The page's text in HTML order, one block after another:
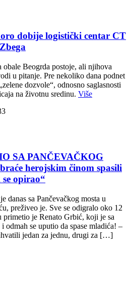
dobije logistički centar CT
Beogrda postoje, ali njihova
u pitanje. Pre nekoliko dana podnet
dozvole“, odnosno saglasnosti
na životnu sredinu. Više
SA PANČEVAČKOG
herojskim činom spasili
opirao“
sa Pančevačkog mosta u
preživeo je. Sve se odigralo oko 12
primetio je Renato Grbić, koji je sa
odmah se uputio da spase mladića! –
jedan za jednu, drugi za […]